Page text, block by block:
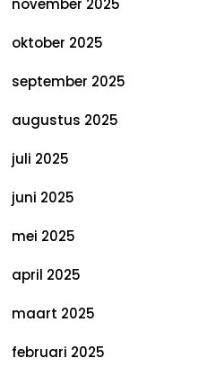
november 2025
oktober 2025
september 2025
augustus 2025
juli 2025
juni 2025
mei 2025
april 2025
maart 2025
februari 2025